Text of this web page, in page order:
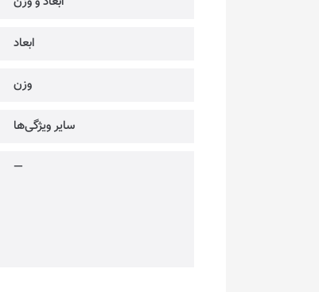
ابعاد
وزن
سایر ویژگی‌ها
—